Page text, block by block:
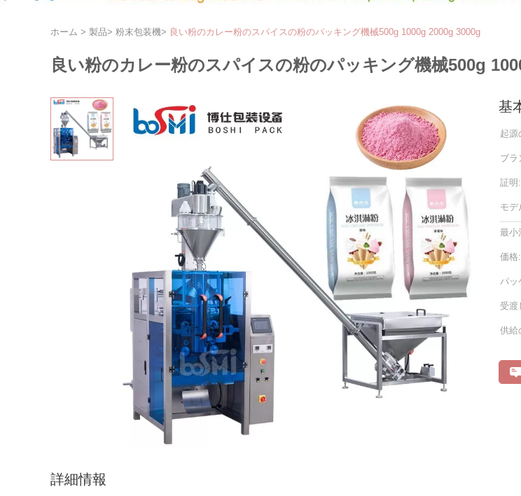
ホーム > 製品> 粉末包装機> 良い粉のカレー粉のスパイスの粉のパッキング機械500g 1000g 2000g 3000g
良い粉のカレー粉のスパイスの粉のパッキング機械500g
基
起源
ブラ
証明:
モデ
最小
価格:
パッ
受渡
供給
詳細情報